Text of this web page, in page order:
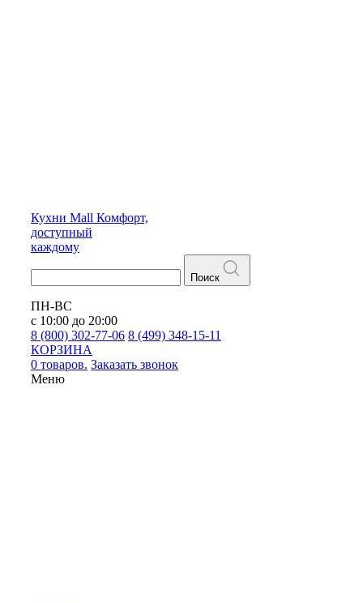
Кухни Mall Комфорт,
доступный
каждому
Поиск
ПН-ВС
с 10:00 до 20:00
8 (800) 302-77-06 8 (499) 348-15-11
КОРЗИНА
0 товаров. Заказать звонок
Меню